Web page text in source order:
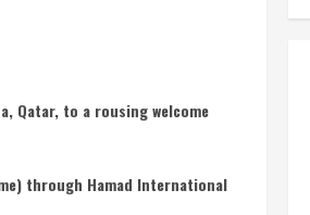
Qatar, to a rousing welcome
through Hamad International